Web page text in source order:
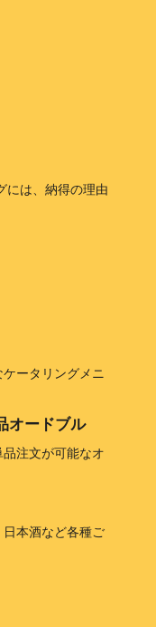
には、納得の理由
ータリングメニ
オードブル
注文が可能なオ
本酒など各種ご